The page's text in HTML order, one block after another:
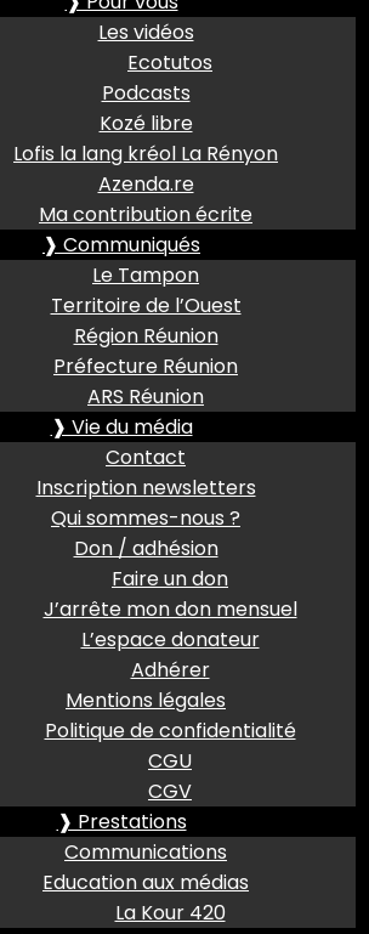
Les vidéos
Ecotutos
Podcasts
Kozé libre
Lofis la lang kréol La Rényon
Azenda.re
Ma contribution écrite
❱ Communiqués
Le Tampon
Territoire de l’Ouest
Région Réunion
Préfecture Réunion
ARS Réunion
❱ Vie du média
Contact
Inscription newsletters
Qui sommes-nous ?
Don / adhésion
Faire un don
J’arrête mon don mensuel
L’espace donateur
Adhérer
Mentions légales
Politique de confidentialité
CGU
CGV
❱ Prestations
Communications
Education aux médias
La Kour 420